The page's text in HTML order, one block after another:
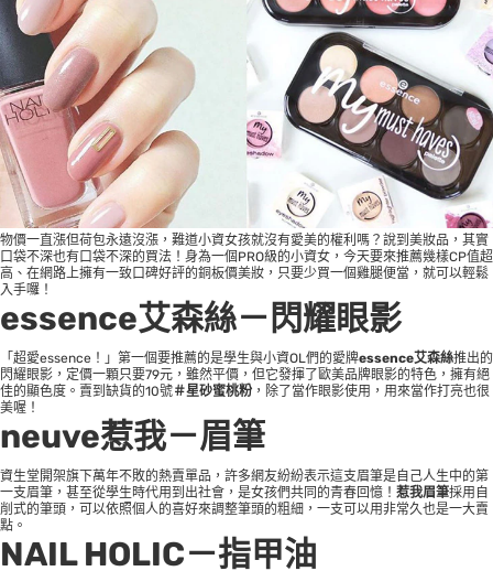
物價一直漲但荷包永遠沒漲，難道小資女孩就沒有愛美的權利嗎？說到美妝品，其實
口袋不深也有口袋不深的買法！身為一個PRO級的小資女，今天要來推薦幾樣CP值超
高、在網路上擁有一致口碑好評的銅板價美妝，只要少買一個雞腿便當，就可以輕鬆
入手囉！
essence艾森絲－閃耀眼影
「超愛essence！」第一個要推薦的是學生與小資OL們的愛牌essence艾森絲推出的
閃耀眼影，定價一顆只要79元，雖然平價，但它發揮了歐美品牌眼影的特色，擁有絕
佳的顯色度。賣到缺貨的10號＃星砂蜜桃粉 ，除了當作眼影使用，用來當作打亮也很
美喔！
neuve惹我－眉筆
資生堂開架旗下萬年不敗的熱賣單品，許多網友紛紛表示這支眉筆是自己人生中的第
一支眉筆，甚至從學生時代用到出社會，是女孩們共同的青春回憶！ 惹我眉筆採用自
削式的筆頭，可以依照個人的喜好來調整筆頭的粗細，一支可以用非常久也是一大賣
點。
NAIL HOLIC－指甲油